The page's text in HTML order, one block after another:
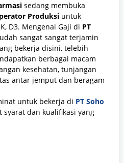
sedang membuka
Produksi untuk
D3. Mengenai Gaji di PT
sangat sangat terjamin
bekerja disini, telebih
berbagai macam
kesehatan, tunjangan
antar jemput dan beragam
untuk bekerja di PT Soho
syarat dan kualifikasi yang